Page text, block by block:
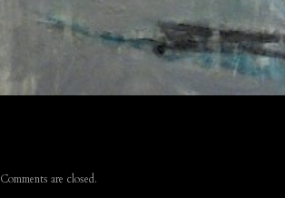
Comments are closed.